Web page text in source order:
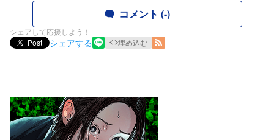
コメント (-)
シェアして応援しよう！
Post
シェアする 埋め込む